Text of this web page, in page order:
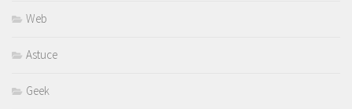
Web
Astuce
Geek